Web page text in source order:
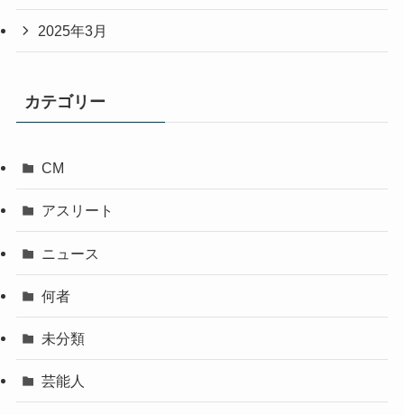
2025年3月
カテゴリー
CM
アスリート
ニュース
何者
未分類
芸能人